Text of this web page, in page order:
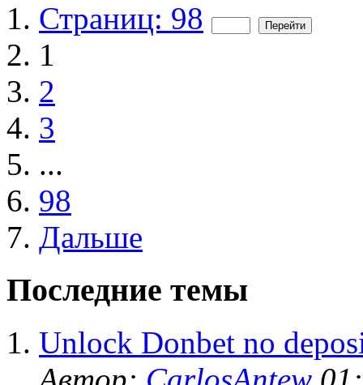
Страниц: 98
1
2
3
...
98
Дальше
Последние темы
Unlock Donbet no